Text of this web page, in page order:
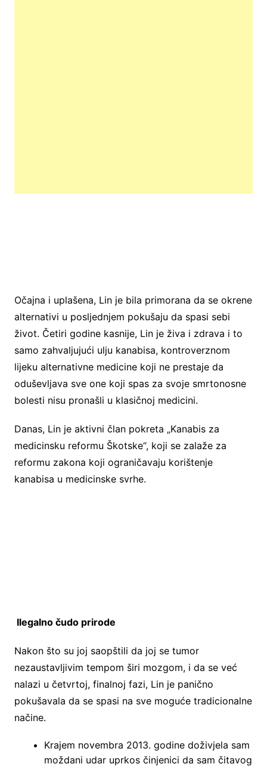
Očajna i uplašena, Lin je bila primorana da se okrene
alternativi u posljednjem pokušaju da spasi sebi
život. Četiri godine kasnije, Lin je živa i zdrava i to
samo zahvaljujući ulju kanabisa, kontroverznom
lijeku alternativne medicine koji ne prestaje da
oduševljava sve one koji spas za svoje smrtonosne
bolesti nisu pronašli u klasičnoj medicini.
Danas, Lin je aktivni član pokreta „Kanabis za
medicinsku reformu Škotske“, koji se zalaže za
reformu zakona koji ograničavaju korištenje
kanabisa u medicinske svrhe.
Ilegalno čudo prirode
Nakon što su joj saopštili da joj se tumor
nezaustavljivim tempom širi mozgom, i da se već
nalazi u četvrtoj, finalnoj fazi, Lin je panično
pokušavala da se spasi na sve moguće tradicionalne
načine.
Krajem novembra 2013. godine doživjela sam
moždani udar uprkos činjenici da sam čitavog